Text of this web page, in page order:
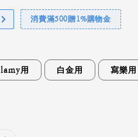
消費滿500贈1%購物金
lamy用 白金用 寫樂用